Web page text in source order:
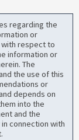
regarding the
or
respect to
information or
The
the use of this
or
depends on
into the
and the
connection with